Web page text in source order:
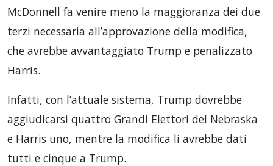
McDonnell fa venire meno la maggioranza dei due
terzi necessaria all’approvazione della modifica,
che avrebbe avvantaggiato Trump e penalizzato
Harris.
Infatti, con l’attuale sistema, Trump dovrebbe
aggiudicarsi quattro Grandi Elettori del Nebraska
e Harris uno, mentre la modifica li avrebbe dati
tutti e cinque a Trump.